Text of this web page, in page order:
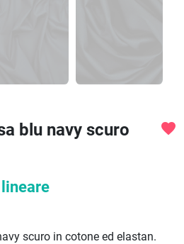
blu navy scuro favorite
scuro in cotone ed elastan.